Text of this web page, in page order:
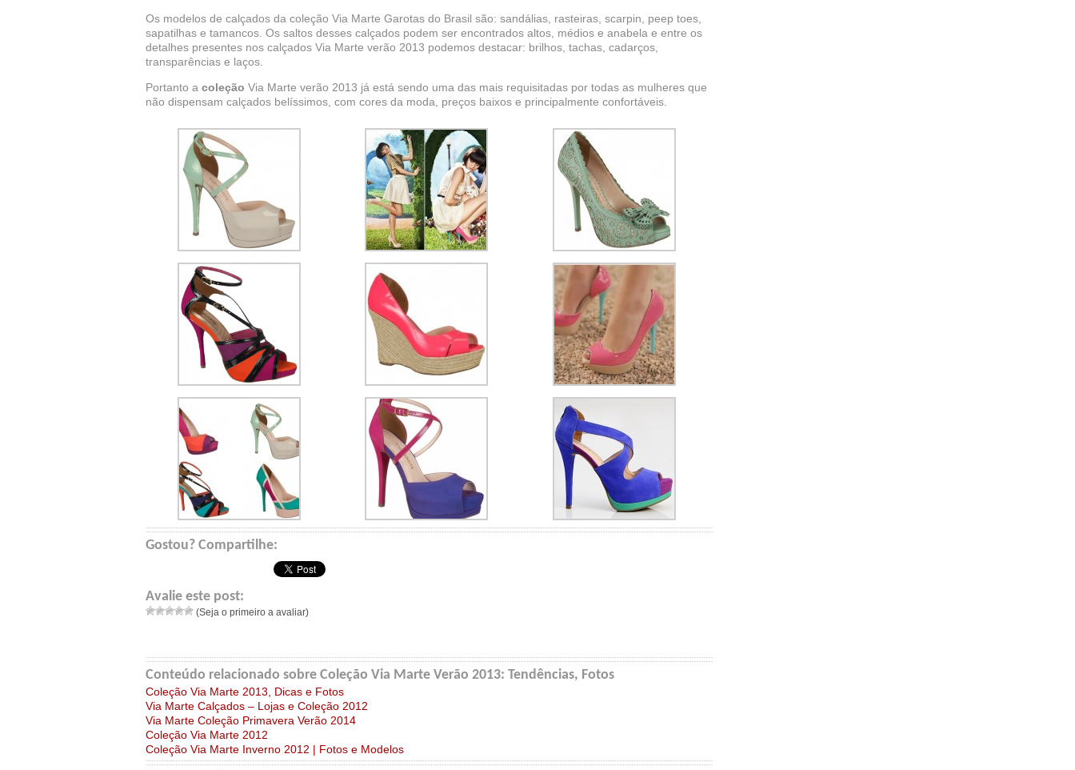
Os modelos de calçados da coleção Via Marte Garotas do Brasil são: sandálias, rasteiras, scarpin, peep toes,
sapatilhas e tamancos. Os saltos desses calçados podem ser encontrados altos, médios e anabela e entre os
detalhes presentes nos calçados Via Marte verão 2013 podemos destacar: brilhos, tachas, cadarços,
transparências e laços.
Portanto a coleção Via Marte verão 2013 já está sendo uma das mais requisitadas por todas as mulheres que
não dispensam calçados belíssimos, com cores da moda, preços baixos e principalmente confortáveis.
Gostou? Compartilhe:
Avalie este post:
(Seja o primeiro a avaliar)
Conteúdo relacionado sobre Coleção Via Marte Verão 2013: Tendências, Fotos
Coleção Via Marte 2013, Dicas e Fotos
Via Marte Calçados – Lojas e Coleção 2012
Via Marte Coleção Primavera Verão 2014
Coleção Via Marte 2012
Coleção Via Marte Inverno 2012 | Fotos e Modelos